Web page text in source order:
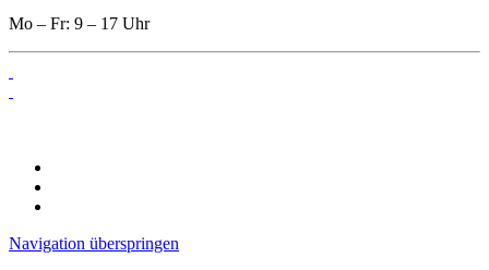
Mo – Fr: 9 – 17 Uhr
Navigation überspringen